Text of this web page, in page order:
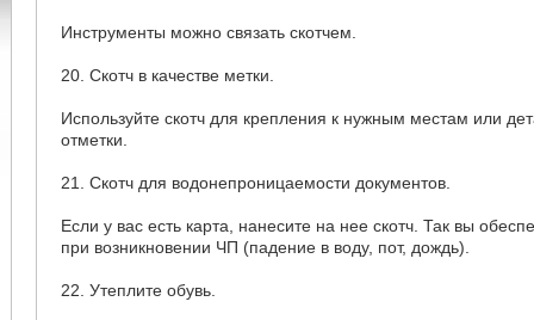
Инструменты можно связать скотчем.
20. Скотч в качестве метки.
Используйте скотч для крепления к нужным местам или
отметки.
21. Скотч для водонепроницаемости документов.
Если у вас есть карта, нанесите на нее скотч. Так вы
при возникновении ЧП (падение в воду, пот, дождь).
22. Утеплите обувь.